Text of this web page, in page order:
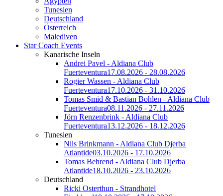
Tunesien
Deutschland
Österreich
Malediven
Star Coach Events
Kanarische Inseln
Andrei Pavel - Aldiana Club
Fuerteventura17.08.2026 - 28.08.2026
Rogier Wassen - Aldiana Club
Fuerteventura17.10.2026 - 31.10.2026
Tomas Smid & Bastian Bohlen - Aldiana Club
Fuerteventura08.11.2026 - 27.11.2026
Jörn Renzenbrink - Aldiana Club
Fuerteventura13.12.2026 - 18.12.2026
Tunesien
Nils Brinkmann - Aldiana Club Djerba
Atlantide03.10.2026 - 17.10.2026
Tomas Behrend - Aldiana Club Djerba
Atlantide18.10.2026 - 23.10.2026
Deutschland
Ricki Osterthun - Strandhotel